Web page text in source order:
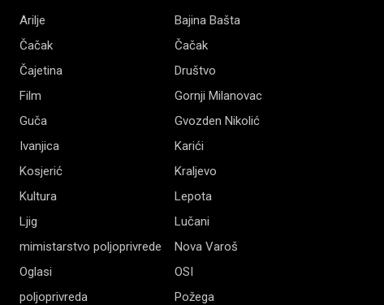
Arilje
Bajina Bašta
Čačak
Čačak
Čajetina
Društvo
Film
Gornji Milanovac
Guča
Gvozden Nikolić
Ivanjica
Karići
Kosjerić
Kraljevo
Kultura
Lepota
Ljig
Lučani
mimistarstvo poljoprivrede
Nova Varoš
Oglasi
OSI
poljoprivreda
Požega